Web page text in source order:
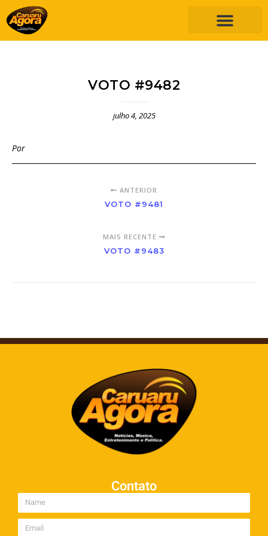
VOTO #9482
julho 4, 2025
Por
ANTERIOR
VOTO #9481
MAIS RECENTE
VOTO #9483
Contato